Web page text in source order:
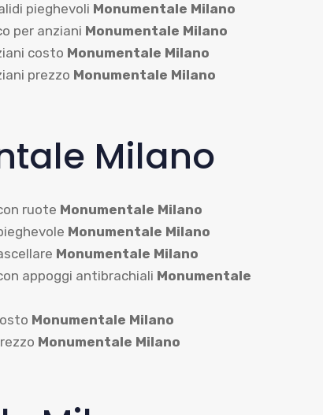
pieghevoli Monumentale Milano
per anziani Monumentale Milano
costo Monumentale Milano
prezzo Monumentale Milano
Milano
ruote Monumentale Milano
Monumentale Milano
Monumentale Milano
appoggi antibrachiali Monumentale
Monumentale Milano
Monumentale Milano